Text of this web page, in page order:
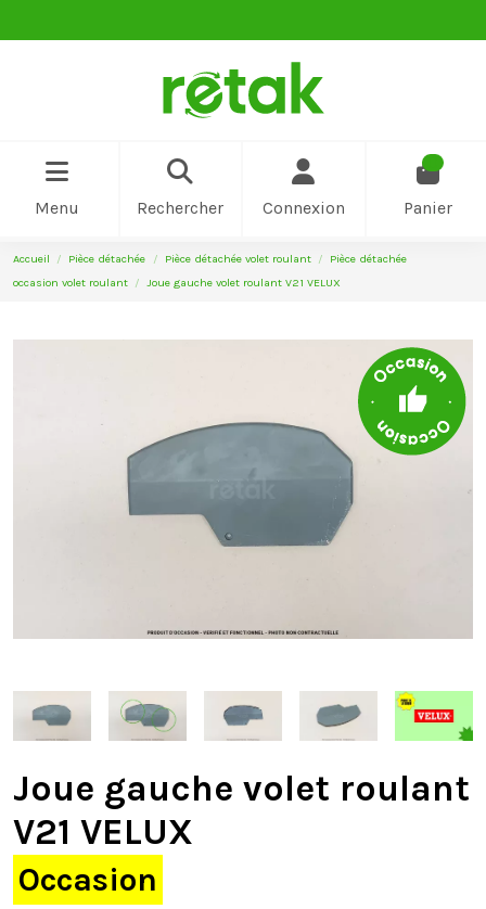
Menu Rechercher Connexion Panier
Accueil Pièce détachée Pièce détachée volet roulant
Pièce détachée
occasion volet roulant
Joue gauche volet roulant V21 VELUX
Joue gauche volet roulant
V21 VELUX
Occasion